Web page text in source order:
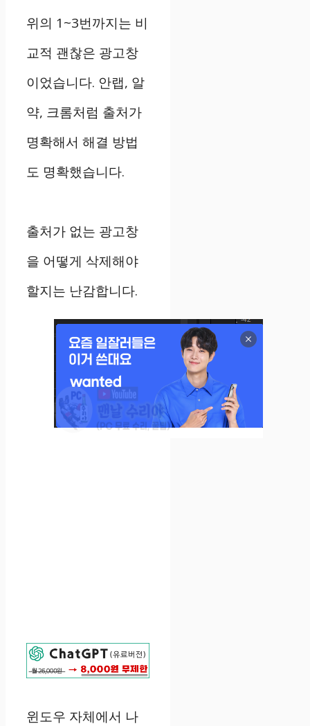
위의 1~3번까지는 비
교적 괜찮은 광고창
이었습니다. 안랩, 알
약, 크롬처럼 출처가
명확해서 해결 방법
도 명확했습니다.
출처가 없는 광고창
을 어떻게 삭제해야
할지는 난감합니다.
윈도우 자체에서 나